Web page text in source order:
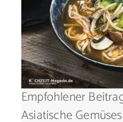
Empfohlener
Asiatische